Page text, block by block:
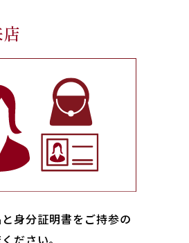
身分証明書をご持参の
ださい｡